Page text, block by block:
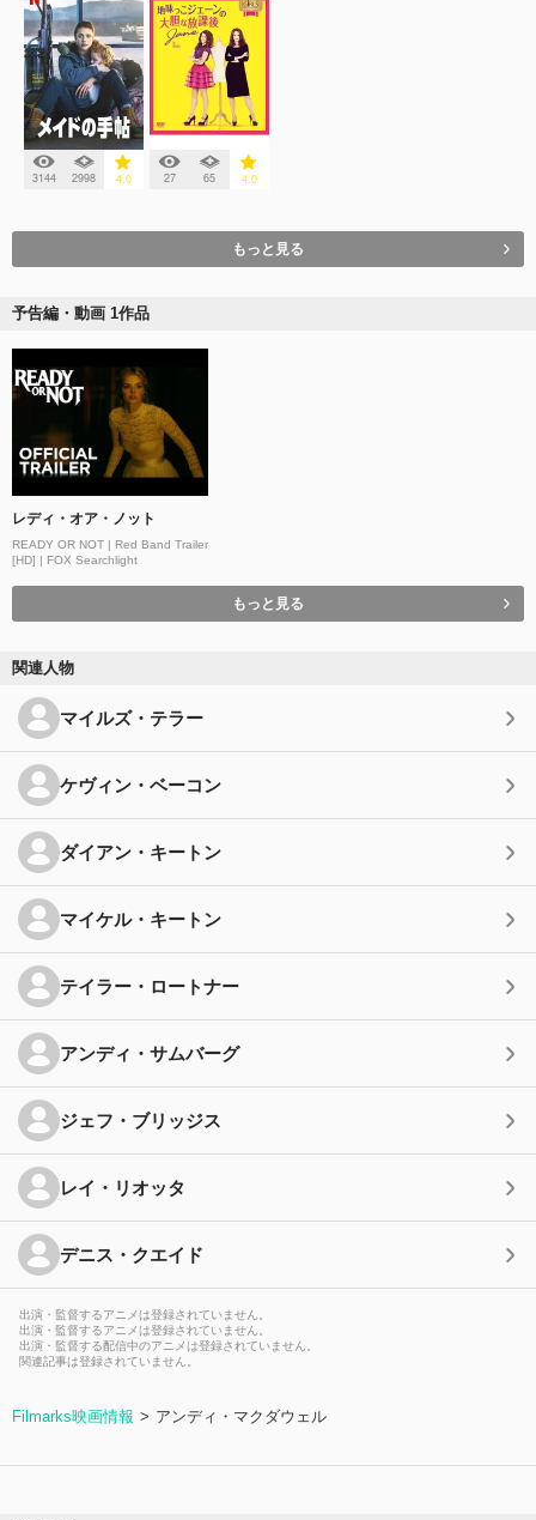
3144 2998 4.0 27 65 4.0
もっと見る
予告編・動画 1作品
レディ・オア・ノット
READY OR NOT | Red Band Trailer
[HD] | FOX Searchlight
もっと見る
関連人物
マイルズ・テラー
ケヴィン・ベーコン
ダイアン・キートン
マイケル・キートン
テイラー・ロートナー
アンディ・サムバーグ
ジェフ・ブリッジス
レイ・リオッタ
デニス・クエイド
出演・監督するアニメは登録されていません。
出演・監督するアニメは登録されていません。
出演・監督する配信中のアニメは登録されていません。
関連記事は登録されていません。
Filmarks映画情報 アンディ・マクダウェル